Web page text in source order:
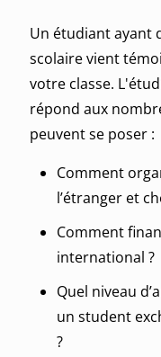
Un étudiant ayant
scolaire vient
votre classe.
répond aux
peuvent se poser :
Comment
l’étranger et
Comment
international ?
Quel niveau
un student
?